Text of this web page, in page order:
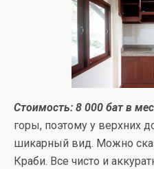
Стоимость: 8 000 бат в
горы, поэтому у верхних
шикарный вид. Можно
Краби. Все чисто и